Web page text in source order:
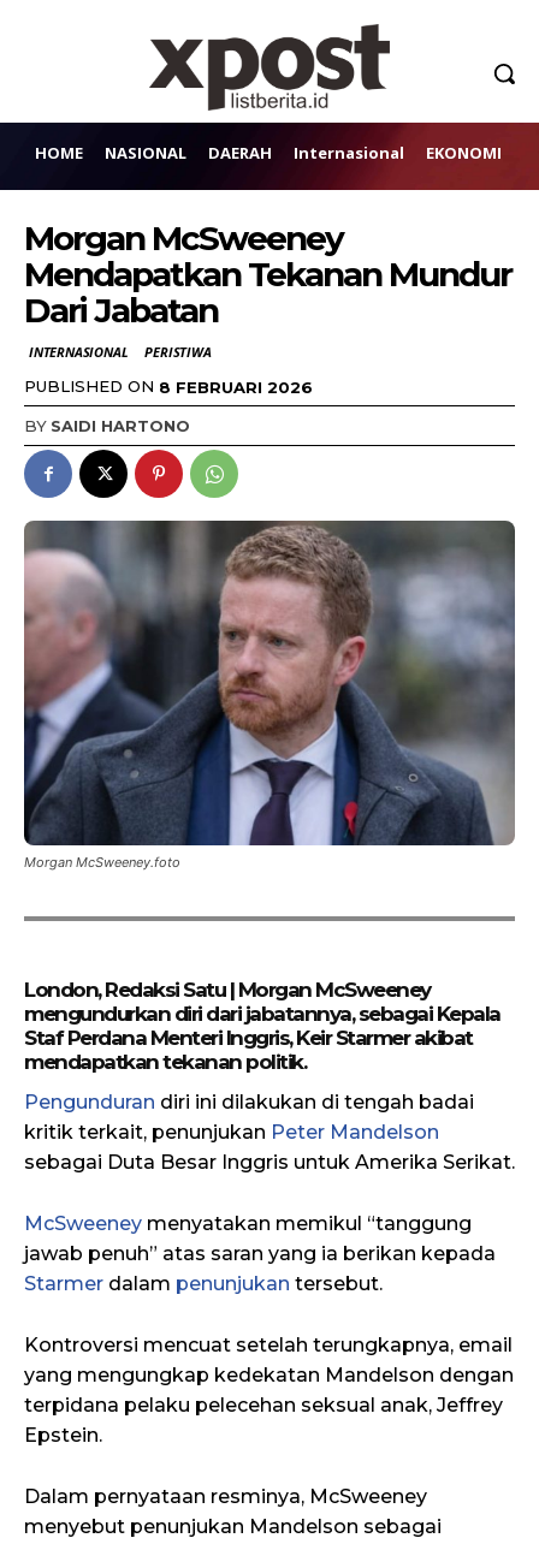
HOME NASIONAL DAERAH Internasional EKONOMI
Morgan McSweeney
Mendapatkan Tekanan Mundur
Dari Jabatan
INTERNASIONAL PERISTIWA
PUBLISHED ON 8 FEBRUARI 2026
BY SAIDI HARTONO
Morgan McSweeney.foto
London, Redaksi Satu | Morgan McSweeney
mengundurkan diri dari jabatannya, sebagai Kepala
Staf Perdana Menteri Inggris, Keir Starmer akibat
mendapatkan tekanan politik.
Pengunduran diri ini dilakukan di tengah badai
kritik terkait, penunjukan Peter Mandelson
sebagai Duta Besar Inggris untuk Amerika Serikat.
McSweeney menyatakan memikul “tanggung
jawab penuh” atas saran yang ia berikan kepada
Starmer dalam penunjukan tersebut.
Kontroversi mencuat setelah terungkapnya, email
yang mengungkap kedekatan Mandelson dengan
terpidana pelaku pelecehan seksual anak, Jeffrey
Epstein.
Dalam pernyataan resminya, McSweeney
menyebut penunjukan Mandelson sebagai